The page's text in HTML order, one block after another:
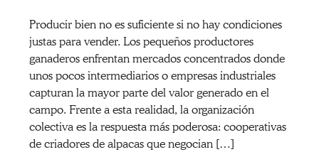
Producir bien no es suficiente si no hay condiciones
justas para vender. Los pequeños productores
ganaderos enfrentan mercados concentrados donde
unos pocos intermediarios o empresas industriales
capturan la mayor parte del valor generado en el
campo. Frente a esta realidad, la organización
colectiva es la respuesta más poderosa: cooperativas
de criadores de alpacas que negocian […]